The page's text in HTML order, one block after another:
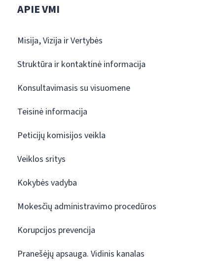
APIE VMI
Misija, Vizija ir Vertybės
Struktūra ir kontaktinė informacija
Konsultavimasis su visuomene
Teisinė informacija
Peticijų komisijos veikla
Veiklos sritys
Kokybės vadyba
Mokesčių administravimo procedūros
Korupcijos prevencija
Pranešėjų apsauga. Vidinis kanalas